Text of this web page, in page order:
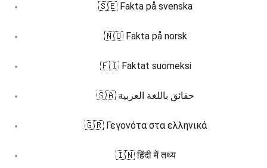
🇸🇪 Fakta på svenska
🇳🇴 Fakta på norsk
🇫🇮 Faktat suomeksi
🇸🇦 حقائق باللغة العربية
🇬🇷 Γεγονότα στα ελληνικά
🇮🇳 हिंदी में तथ्य